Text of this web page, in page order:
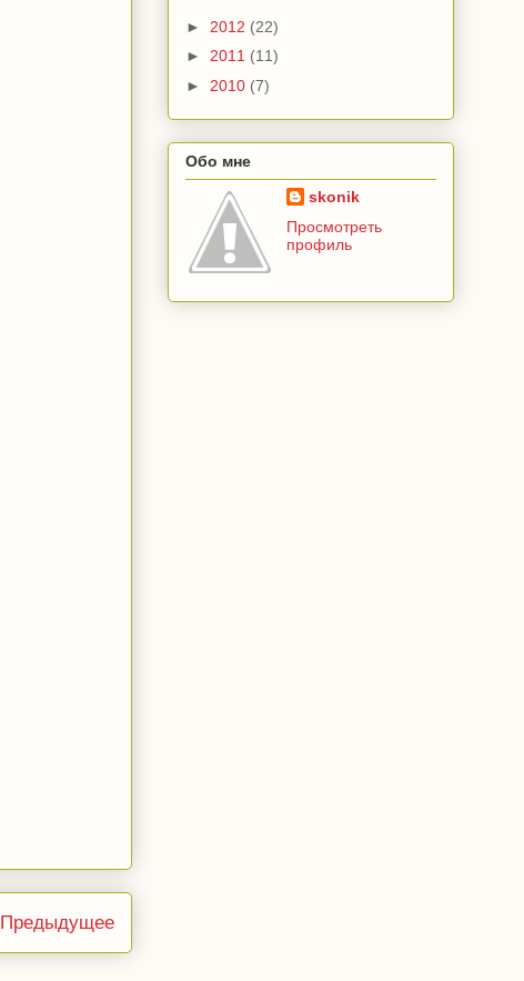
Предыдущее
► 2012 (22)
► 2011 (11)
► 2010 (7)
Обо мне
skonik
Просмотреть
профиль